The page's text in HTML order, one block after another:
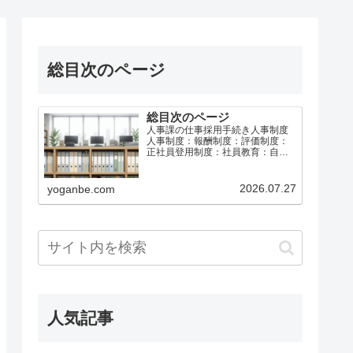
総目次のページ
総目次のページ
人事課の仕事採用手続き人事制度
人事制度：報酬制度：評価制度：
正社員登用制度：社員教育：自己
育児介護休業等退職手続き総務課
害防止安全衛生：安全運転・車両
yoganbe.com 2026.07.27
人気記事